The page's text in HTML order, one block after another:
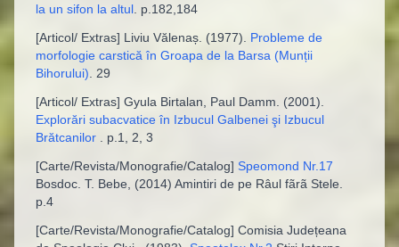
la un sifon la altul p.182,184
[Articol/ Extras] Liviu Vălenaș . (1977). Probleme de
morfologie carstică în Groapa de la Barsa (Munții
Bihorului)
29
[Articol/ Extras] Gyula Birtalan, Paul Damm . (2001).
Explorări subacvatice în Izbucul Galbenei şi Izbucul
Brătcanilor
p.1, 2, 3
[Carte/Revista/Monografie/Catalog] Speomond Nr.17
Bosdoc. T. Bebe, (2014) Amintiri de pe Râul fãrã Stele
p.4
[Carte/Revista/Monografie/Catalog] Comisia Județeana